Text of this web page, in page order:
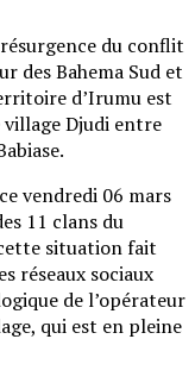
du conflit
des Bahema Sud et
d’Irumu est
Djudi entre
vendredi 06 mars
11 clans du
situation fait
réseaux sociaux
de l’opérateur
qui est en pleine